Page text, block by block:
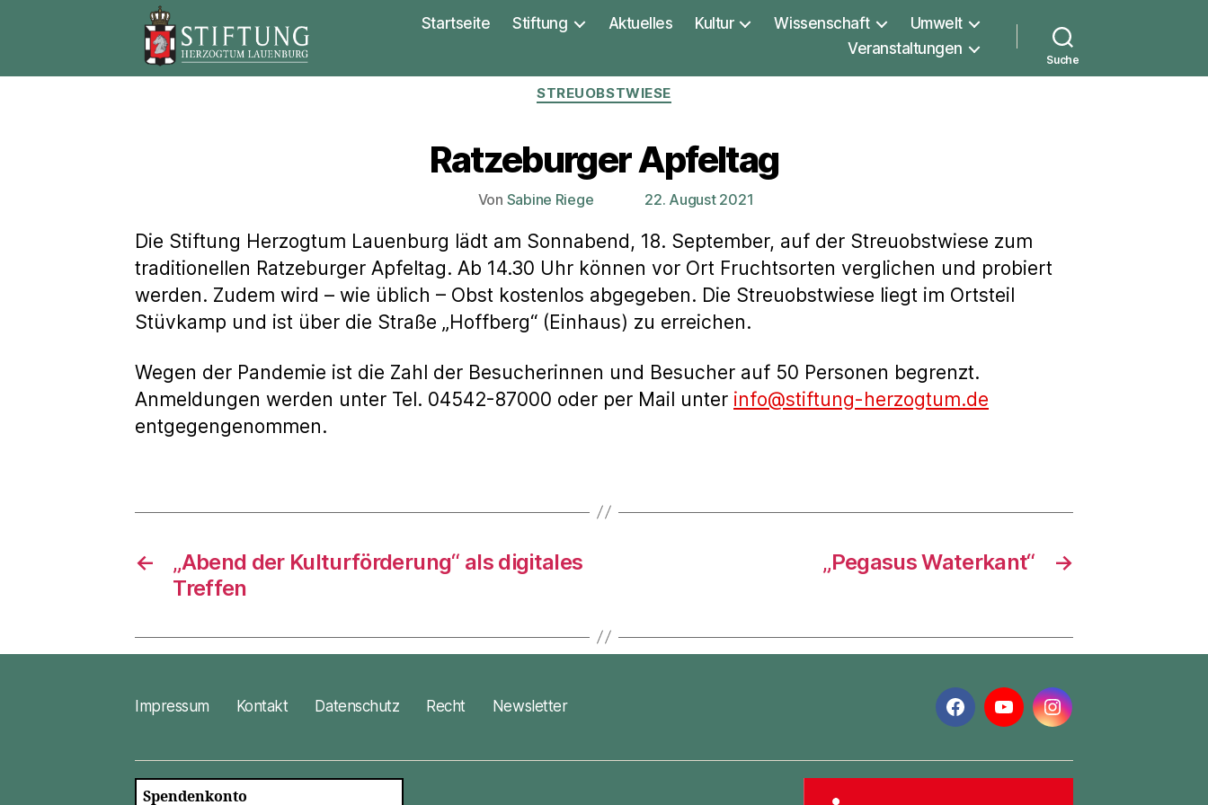
Stiftung
Startseite Stiftung Aktuelles Kultur Wissenschaft
Umwelt
Veranstaltungen
Suche
Kategorien
STREUOBSTWIESE
Ratzeburger Apfeltag
Beitragsautor
Von Sabine Riege Veröffentlichungsdatum
22. August 2021
Die Stiftung Herzogtum Lauenburg lädt am Sonnabend, 18. September, auf der Streuobstwiese zum
traditionellen Ratzeburger Apfeltag. Ab 14.30 Uhr können vor Ort Fruchtsorten verglichen und probiert
werden. Zudem wird – wie üblich – Obst kostenlos abgegeben. Die Streuobstwiese liegt im Ortsteil
Stüvkamp und ist über die Straße „Hoffberg“ (Einhaus) zu erreichen.
Wegen der Pandemie ist die Zahl der Besucherinnen und Besucher auf 50 Personen begrenzt.
Anmeldungen werden unter Tel. 04542-87000 oder per Mail unter info@stiftung-herzogtum.de
entgegengenommen.
←
„Abend der Kulturförderung“ als digitales
Treffen
→
„Pegasus Waterkant“
Impressum Kontakt Datenschutz Recht Newsletter
FacebookYouTubeInstagram
Spendenkonto